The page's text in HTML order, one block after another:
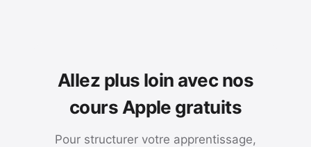
Allez plus loin avec nos
cours Apple gratuits
Pour structurer votre apprentissage,